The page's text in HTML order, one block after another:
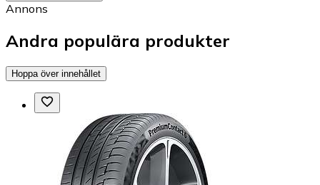
Annons
Andra populära produkter
Hoppa över innehållet